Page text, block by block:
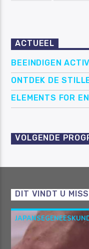
ACTUEEL
BEEINDIGEN
ONTDEK DE
ELEMENTS FOR
VOLGENDE
DIT VINDT U